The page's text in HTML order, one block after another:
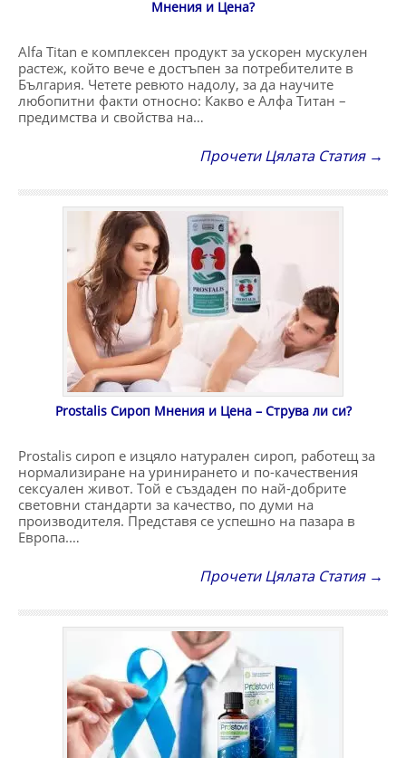
Мнения и Цена?
Alfa Titan е комплексен продукт за ускорен мускулен
растеж, който вече е достъпен за потребителите в
България. Четете ревюто надолу, за да научите
любопитни факти относно: Какво е Алфа Титан –
предимства и свойства на…
Прочети Цялата Статия →
Prostalis Сироп Мнения и Цена – Струва ли си?
Prostalis сироп е изцяло натурален сироп, работещ за
нормализиране на уринирането и по-качествения
сексуален живот. Той е създаден по най-добрите
световни стандарти за качество, по думи на
производителя. Представя се успешно на пазара в
Европа.…
Прочети Цялата Статия →